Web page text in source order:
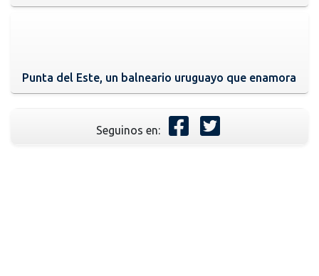
Punta del Este, un balneario uruguayo que enamora
Seguinos en: